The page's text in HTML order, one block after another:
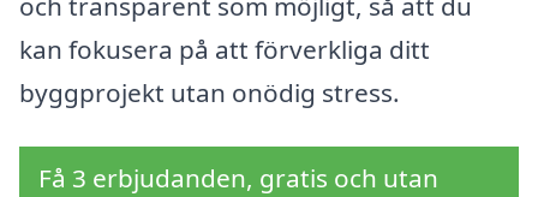
kan fokusera på att förverkliga ditt
byggprojekt utan onödig stress.
Få 3 erbjudanden, gratis och utan